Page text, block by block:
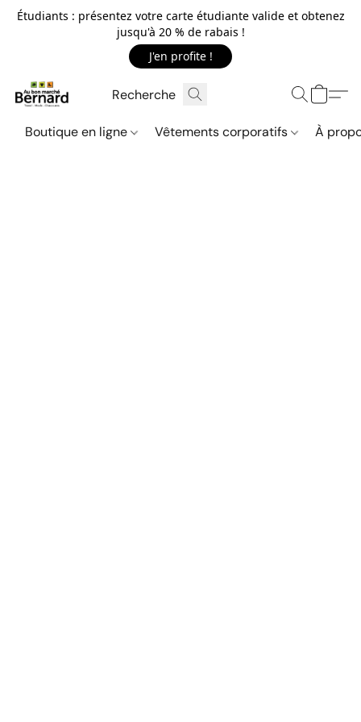
Étudiants : présentez votre carte étudiante valide et obtenez
jusqu'à 20 % de rabais !
J'en profite !
Boutique en ligne Vêtements corporatifs À